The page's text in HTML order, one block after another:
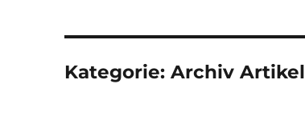
Kategorie:Archiv Artikel